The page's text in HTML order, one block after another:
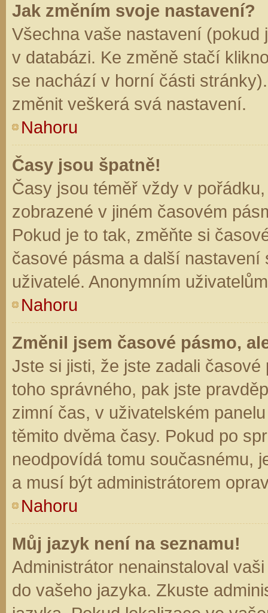
Jak změním svoje nastavení?
Všechna vaše nastavení (pokud
v databázi. Ke změně stačí
se nachází v horní části
změnit veškerá svá nastavení.
Nahoru
Časy jsou špatně!
Časy jsou téměř vždy v
zobrazené v jiném časovém
Pokud je to tak, změňte si
časové pásma a další
uživatelé. Anonymním
Nahoru
Změnil jsem časové pásmo,
Jste si jisti, že jste zadali
toho správného, pak jste
zimní čas, v uživatelském
těmito dvěma časy. Pokud po
neodpovídá tomu současnému,
a musí být administrátorem
Nahoru
Můj jazyk není na seznamu!
Administrátor nenainstaloval
do vašeho jazyka. Zkuste